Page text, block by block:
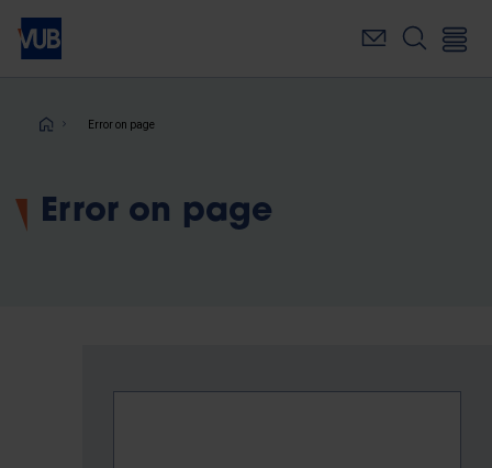
Skip
main
Breadcrumb
Error on page
Error on page